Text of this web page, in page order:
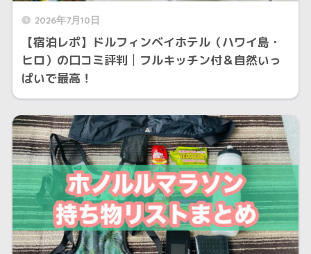
2026年7月10日
【宿泊レポ】ドルフィンベイホテル（ハワイ島・
ヒロ）の口コミ評判│フルキッチン付＆自然いっ
ぱいで最高！